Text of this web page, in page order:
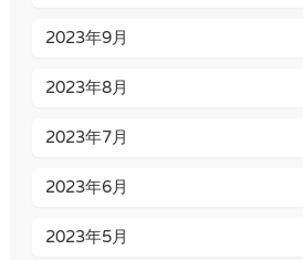
2023年9月
2023年8月
2023年7月
2023年6月
2023年5月